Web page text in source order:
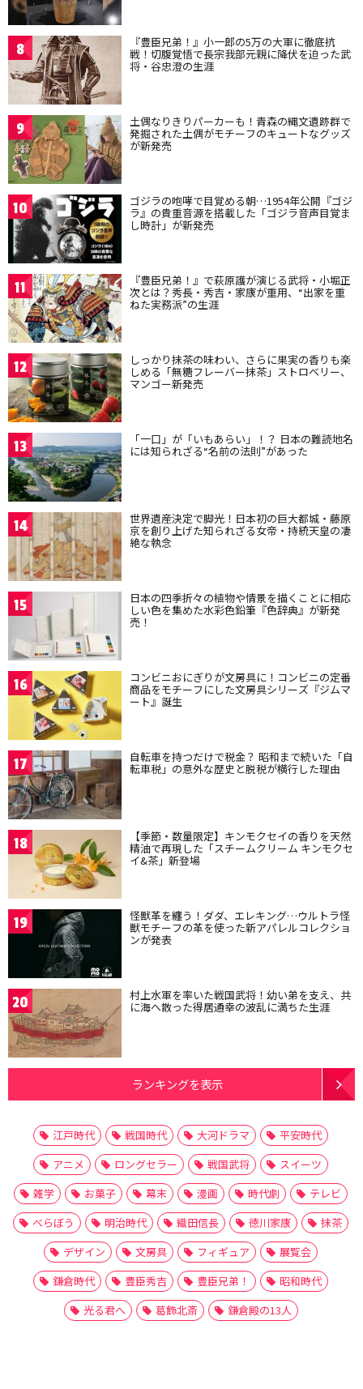
8 『豊臣兄弟！』小一郎の5万の大軍に徹底抗
戦！切腹覚悟で長宗我部元親に降伏を迫った武
将・谷忠澄の生涯
9 土偶なりきりパーカーも！青森の縄文遺跡群で
発掘された土偶がモチーフのキュートなグッズ
が新発売
10 ゴジラの咆哮で目覚める朝…1954年公開『ゴジ
ラ』の貴重音源を搭載した「ゴジラ音声目覚ま
し時計」が新発売
11 『豊臣兄弟！』で萩原護が演じる武将・小堀正
次とは？秀長・秀吉・家康が重用、“出家を重
ねた実務派”の生涯
12 しっかり抹茶の味わい、さらに果実の香りも楽
しめる「無糖フレーバー抹茶」ストロベリー、
マンゴー新発売
13 「一口」が「いもあらい」！？ 日本の難読地名
には知られざる“名前の法則”があった
14 世界遺産決定で脚光！日本初の巨大都城・藤原
京を創り上げた知られざる女帝・持統天皇の凄
絶な執念
15 日本の四季折々の植物や情景を描くことに相応
しい色を集めた水彩色鉛筆『色辞典』が新発
売！
16 コンビニおにぎりが文房具に！コンビニの定番
商品をモチーフにした文房具シリーズ『ジムマ
ート』誕生
17 自転車を持つだけで税金？ 昭和まで続いた「自
転車税」の意外な歴史と脱税が横行した理由
18 【季節・数量限定】キンモクセイの香りを天然
精油で再現した「スチームクリーム キンモクセ
イ&茶」新登場
19 怪獣革を纏う！ダダ、エレキング…ウルトラ怪
獣モチーフの革を使った新アパレルコレクショ
ンが発表
20 村上水軍を率いた戦国武将！幼い弟を支え、共
に海へ散った得居通幸の波乱に満ちた生涯
ランキングを表示
江戸時代 戦国時代 大河ドラマ
平安時代
アニメ
ロングセラー 戦国武将
スイーツ
雑学
お菓子 幕末 漫画 時代劇
テレビ
べらぼう
明治時代 織田信長 徳川家康
抹茶
デザイン
文房具 フィギュア
展覧会
鎌倉時代
豊臣秀吉 豊臣兄弟！
昭和時代
光る君へ
葛飾北斎 鎌倉殿の13人